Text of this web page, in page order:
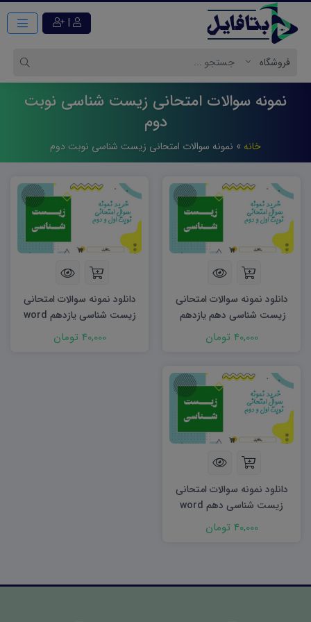
|
نمونه سوالات امتحانی زیست شناسی نوبت
دوم
خانه » نمونه سوالات امتحانی زیست شناسی نوبت دوم
دانلود نمونه سوالات امتحانی
زیست شناسی دهم یازدهم
40,000 تومان
دانلود نمونه سوالات امتحانی
زیست شناسی یازدهم word
(نوبت دوم)
40,000 تومان
دانلود نمونه سوالات امتحانی
زیست شناسی دهم word
(نوبت دوم)
40,000 تومان